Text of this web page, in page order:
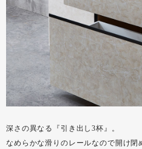
深さの異なる『引き出し3杯』。
なめらかな滑りのレールなので開け閉